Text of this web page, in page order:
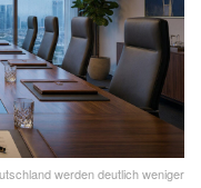
werden deutlich weniger